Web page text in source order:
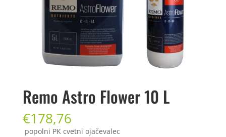
Remo Astro Flower 10 L
€178,76
popolni PK cvetni ojačevalec